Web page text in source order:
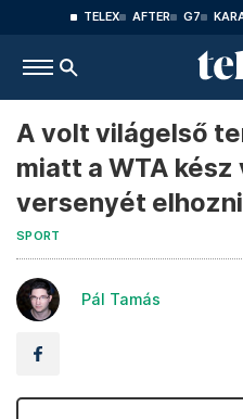
TELEX AFTER G7
A volt világelső
miatt a WTA kész
versenyét
SPORT
Pál Tamás